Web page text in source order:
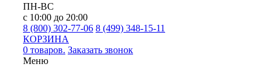
ПН-ВС
с 10:00 до 20:00
8 (800) 302-77-06 8 (499) 348-15-11
КОРЗИНА
0 товаров. Заказать звонок
Меню